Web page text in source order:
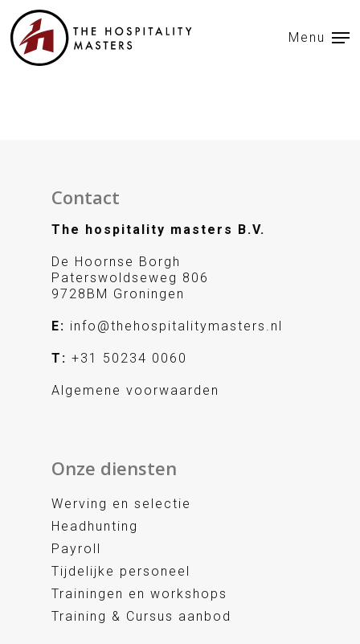
Menu
Contact
The hospitality masters B.V.
De Hoornse Borgh
Paterswoldseweg 806
9728BM Groningen
E: info@thehospitalitymasters.nl
T: +31 50234 0060
Algemene voorwaarden
Onze diensten
Werving en selectie
Headhunting
Payroll
Tijdelijke personeel
Trainingen en workshops
Training & Cursus aanbod